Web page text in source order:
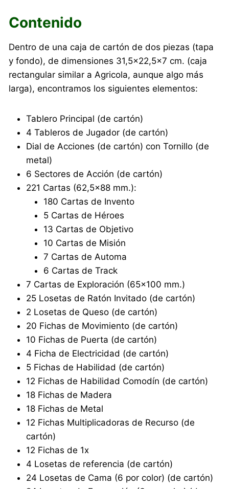
Contenido
Dentro de una caja de cartón de dos piezas (tapa
y fondo), de dimensiones 31,5×22,5×7 cm. (caja
rectangular similar a Agricola, aunque algo más
larga), encontramos los siguientes elementos:
Tablero Principal (de cartón)
4 Tableros de Jugador (de cartón)
Dial de Acciones (de cartón) con Tornillo (de
metal)
6 Sectores de Acción (de cartón)
221 Cartas (62,5×88 mm.):
180 Cartas de Invento
5 Cartas de Héroes
13 Cartas de Objetivo
10 Cartas de Misión
7 Cartas de Automa
6 Cartas de Track
7 Cartas de Exploración (65×100 mm.)
25 Losetas de Ratón Invitado (de cartón)
2 Losetas de Queso (de cartón)
20 Fichas de Movimiento (de cartón)
10 Fichas de Puerta (de cartón)
4 Ficha de Electricidad (de cartón)
5 Fichas de Habilidad (de cartón)
12 Fichas de Habilidad Comodín (de cartón)
18 Fichas de Madera
18 Fichas de Metal
12 Fichas Multiplicadoras de Recurso (de
cartón)
12 Fichas de 1x
4 Losetas de referencia (de cartón)
24 Losetas de Cama (6 por color) (de cartón)